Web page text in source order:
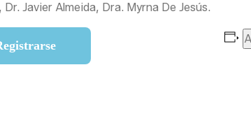
Javier Almeida, Dra. Myrna De Jesús.